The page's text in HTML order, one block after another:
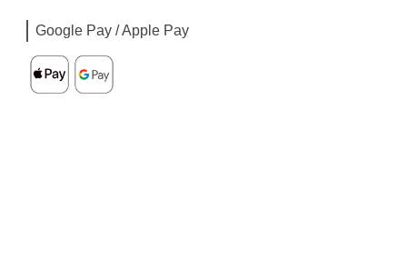
Google Pay / Apple Pay